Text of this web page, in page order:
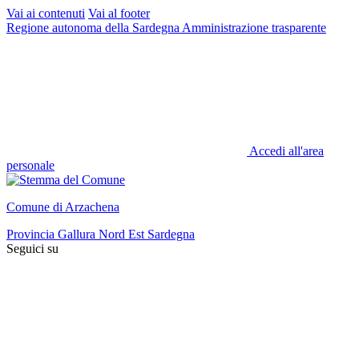
Vai ai contenuti Vai al footer
Regione autonoma della Sardegna Amministrazione trasparente
Accedi all'area
personale
Comune di Arzachena
Provincia Gallura Nord Est Sardegna
Seguici su